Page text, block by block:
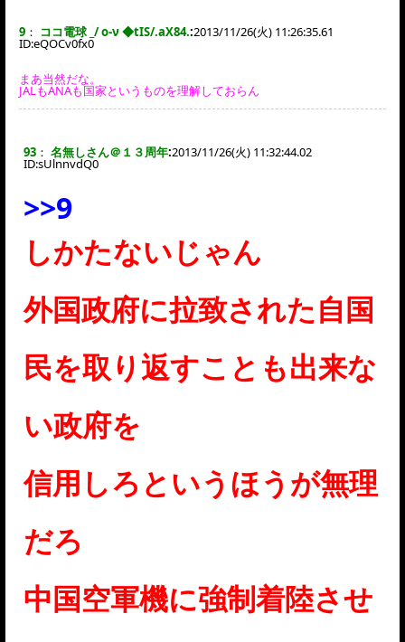
9 ： ココ電球 _/ o-ν ◆tIS/.aX84.:2013/11/26(火) 11:26:35.61
ID:eQOCv0fx0
まあ当然だな。
JALもANAも国家というものを理解しておらん
93 ： 名無しさん＠１３周年:2013/11/26(火) 11:32:44.02
ID:sUlnnvdQ0
>>9
しかたないじゃん
外国政府に拉致された自国
民を取り返すことも出来な
い政府を
信用しろというほうが無理
だろ
中国空軍機に強制着陸させ